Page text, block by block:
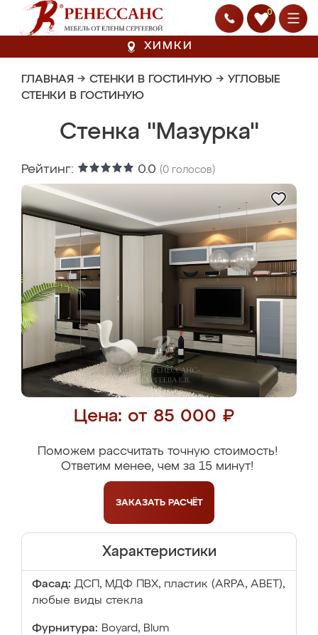
0
ХИМКИ
ГЛАВНАЯ → СТЕНКИ В ГОСТИНУЮ → УГЛОВЫЕ
СТЕНКИ В ГОСТИНУЮ
Стенка "Мазурка"
Рейтинг: 0.0 (0 голосов)
Цена: от 85 000 ₽
Поможем рассчитать точную стоимость!
Ответим менее, чем за 15 минут!
ЗАКАЗАТЬ РАСЧЁТ
Характеристики
Фасад: ДСП, МДФ ПВХ, пластик (ARPA, ABET),
любые виды стекла
Фурнитура: Boyard, Blum